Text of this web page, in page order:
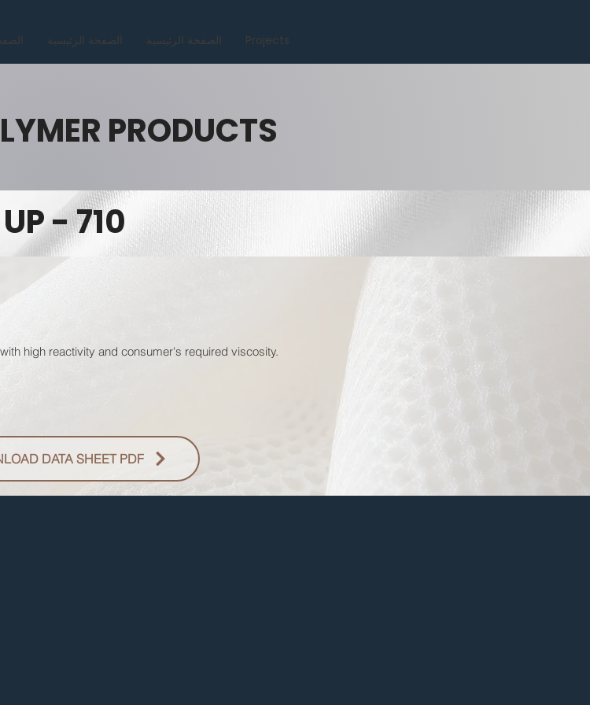
الصفحة الرئيسية الصفحة الرئيسية Projects
PRODUCTS
UP - 710
high reactivity and consumer's required viscosity.
DATA SHEET PDF